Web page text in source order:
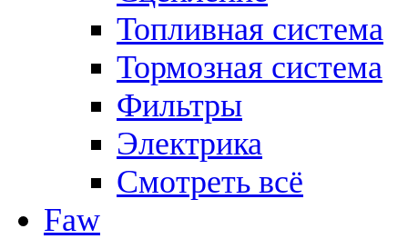
Топливная система
Тормозная система
Фильтры
Электрика
Смотреть всё
Faw